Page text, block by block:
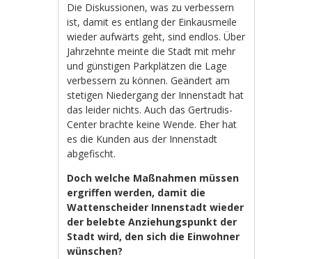
Die Diskussionen, was zu verbessern
ist, damit es entlang der Einkausmeile
wieder aufwärts geht, sind endlos. Über
Jahrzehnte meinte die Stadt mit mehr
und günstigen Parkplätzen die Lage
verbessern zu können. Geändert am
stetigen Niedergang der Innenstadt hat
das leider nichts. Auch das Gertrudis-
Center brachte keine Wende. Eher hat
es die Kunden aus der Innenstadt
abgefischt.
Doch welche Maßnahmen müssen
ergriffen werden, damit die
Wattenscheider Innenstadt wieder
der belebte Anziehungspunkt der
Stadt wird, den sich die Einwohner
wünschen?